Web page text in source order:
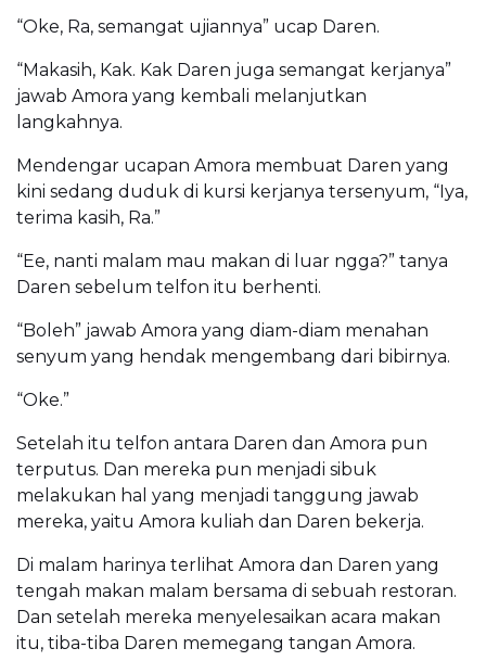
“Oke, Ra, semangat ujiannya” ucap Daren.
“Makasih, Kak. Kak Daren juga semangat kerjanya”
jawab Amora yang kembali melanjutkan
langkahnya.
Mendengar ucapan Amora membuat Daren yang
kini sedang duduk di kursi kerjanya tersenyum, “Iya,
terima kasih, Ra.”
“Ee, nanti malam mau makan di luar ngga?” tanya
Daren sebelum telfon itu berhenti.
“Boleh” jawab Amora yang diam-diam menahan
senyum yang hendak mengembang dari bibirnya.
“Oke.”
Setelah itu telfon antara Daren dan Amora pun
terputus. Dan mereka pun menjadi sibuk
melakukan hal yang menjadi tanggung jawab
mereka, yaitu Amora kuliah dan Daren bekerja.
Di malam harinya terlihat Amora dan Daren yang
tengah makan malam bersama di sebuah restoran.
Dan setelah mereka menyelesaikan acara makan
itu, tiba-tiba Daren memegang tangan Amora.